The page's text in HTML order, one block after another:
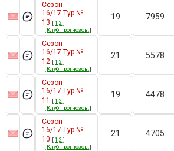
Сезон
16/17.Тур №
13 [1 2 ]
[Клуб прогнозов. ]
19 7959
Сезон
16/17.Тур №
12 [1 2 ]
[Клуб прогнозов. ]
21 5578
Сезон
16/17.Тур №
11
[1 2 ]
[Клуб прогнозов. ]
19 4478
Сезон
16/17.Тур №
10 [1 2 ]
[Клуб прогнозов. ]
21 4705